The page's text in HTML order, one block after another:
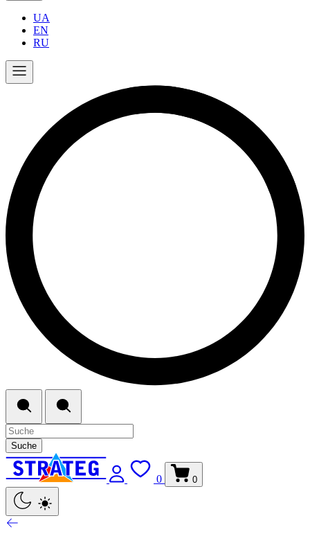
UA
EN
RU
Suche
0 0